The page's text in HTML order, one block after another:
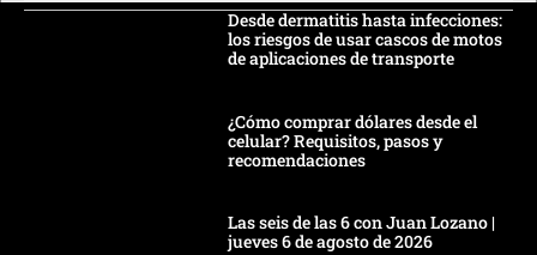
Desde dermatitis hasta infecciones:
los riesgos de usar cascos de motos
de aplicaciones de transporte
¿Cómo comprar dólares desde el
celular? Requisitos, pasos y
recomendaciones
Las seis de las 6 con Juan Lozano |
jueves 6 de agosto de 2026